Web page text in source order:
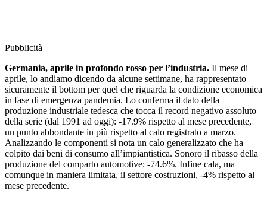
Pubblicità
Germania, aprile in profondo rosso per l’industria. Il mese di
aprile, lo andiamo dicendo da alcune settimane, ha rappresentato
sicuramente il bottom per quel che riguarda la condizione economica
in fase di emergenza pandemia. Lo conferma il dato della
produzione industriale tedesca che tocca il record negativo assoluto
della serie (dal 1991 ad oggi): -17.9% rispetto al mese precedente,
un punto abbondante in più rispetto al calo registrato a marzo.
Analizzando le componenti si nota un calo generalizzato che ha
colpito dai beni di consumo all’impiantistica. Sonoro il ribasso della
produzione del comparto automotive: -74.6%. Infine cala, ma
comunque in maniera limitata, il settore costruzioni, -4% rispetto al
mese precedente.